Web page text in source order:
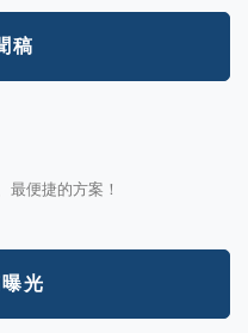
稿
便捷的方案！
光